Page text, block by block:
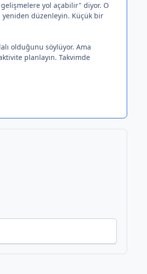
yol açabilir" diyor. O
yeniden düzenleyin. Küçük bir
olduğunu söylüyor. Ama
planlayın. Takvimde